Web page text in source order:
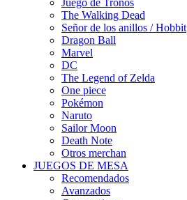
The Walking Dead
Señor de los anillos / Hobbit
Dragon Ball
Marvel
DC
The Legend of Zelda
One piece
Pokémon
Naruto
Sailor Moon
Death Note
Otros merchan
JUEGOS DE MESA
Recomendados
Avanzados